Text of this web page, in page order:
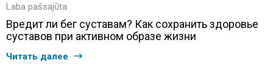
Laba pašsajūta
Вредит ли бег суставам? Как сохранить здоровье
суставов при активном образе жизни
Читать далее